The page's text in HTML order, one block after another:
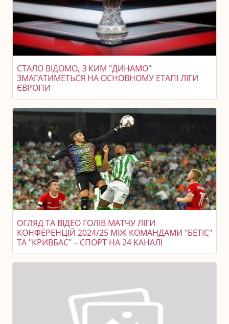
СТАЛО ВІДОМО, З КИМ "ДИНАМО"
ЗМАГАТИМЕТЬСЯ НА ОСНОВНОМУ ЕТАПІ ЛІГИ
ЄВРОПИ
ОГЛЯД ТА ВІДЕО ГОЛІВ МАТЧУ ЛІГИ
КОНФЕРЕНЦІЙ 2024/25 МІЖ КОМАНДАМИ "БЕТІС"
ТА "КРИВБАС" – СПОРТ НА 24 КАНАЛІ